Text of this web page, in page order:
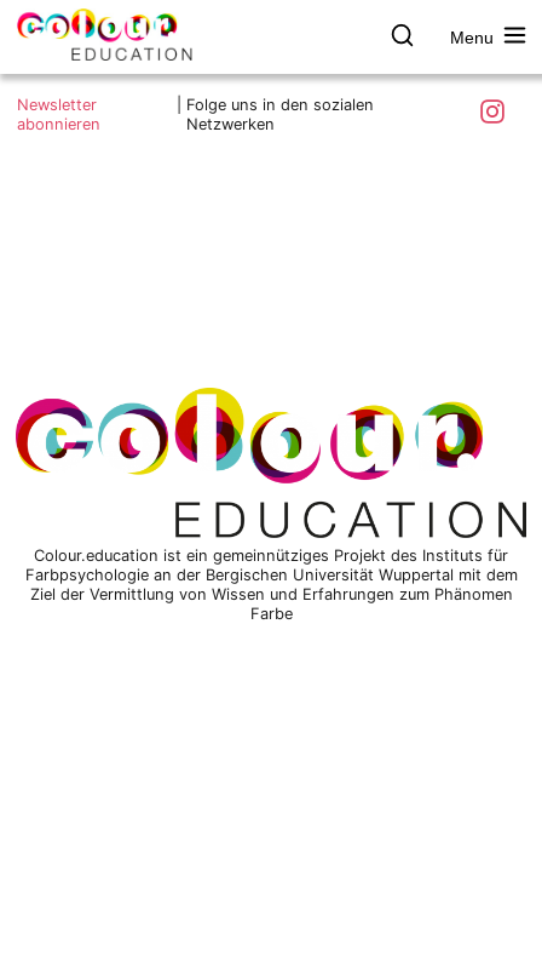
Skip
colour.education
Farbe
entdecken
Menu
Was ist colour.education?
Ziele und Mitmachen
Newsletter
abonnieren
Folge uns in den sozialen
Netzwerken
Colour.education ist ein gemeinnütziges Projekt des Instituts für
Farbpsychologie an der Bergischen Universität Wuppertal mit dem
Ziel der Vermittlung von Wissen und Erfahrungen zum Phänomen
Farbe